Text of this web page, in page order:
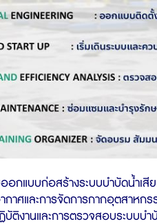
อกแบบก่อสร้างระบบบำบัดน้ำเสีย
ศและการจัดการกากอุตสาหก
ติงานและการตรวจสอบระบบ